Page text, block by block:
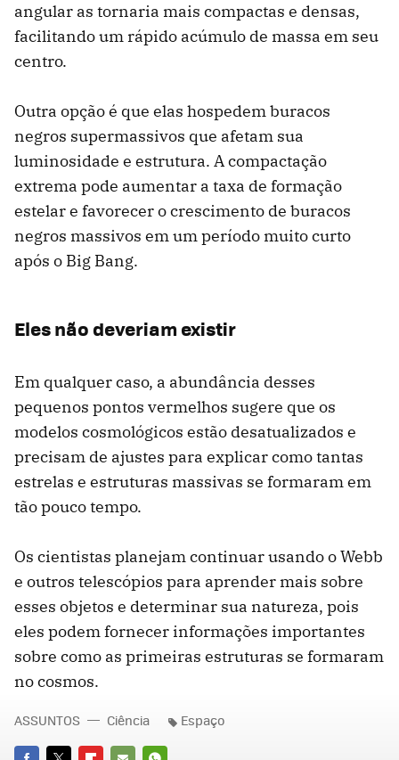
angular as tornaria mais compactas e densas,
facilitando um rápido acúmulo de massa em seu
centro.
Outra opção é que elas hospedem buracos
negros supermassivos que afetam sua
luminosidade e estrutura. A compactação
extrema pode aumentar a taxa de formação
estelar e favorecer o crescimento de buracos
negros massivos em um período muito curto
após o Big Bang.
Eles não deveriam existir
Em qualquer caso, a abundância desses
pequenos pontos vermelhos sugere que os
modelos cosmológicos estão desatualizados e
precisam de ajustes para explicar como tantas
estrelas e estruturas massivas se formaram em
tão pouco tempo.
Os cientistas planejam continuar usando o Webb
e outros telescópios para aprender mais sobre
esses objetos e determinar sua natureza, pois
eles podem fornecer informações importantes
sobre como as primeiras estruturas se formaram
no cosmos.
ASSUNTOS Ciência Espaço